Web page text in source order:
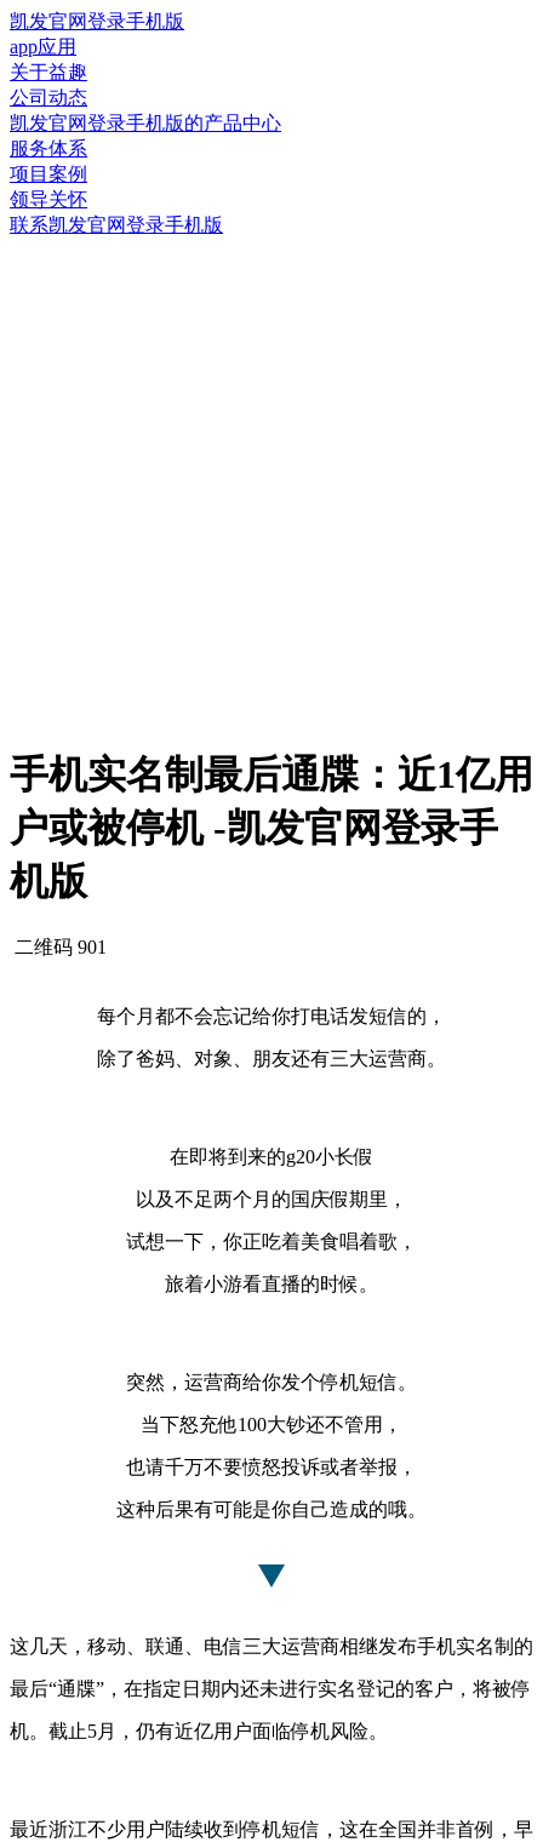
凯发官网登录手机版
app应用
关于益趣
公司动态
凯发官网登录手机版的产品中心
服务体系
项目案例
领导关怀
联系凯发官网登录手机版
手机实名制最后通牒：近1亿用
户或被停机 -凯发官网登录手
机版
二维码 901
每个月都不会忘记给你打电话发短信的，
除了爸妈、对象、朋友还有三大运营商。
在即将到来的g20小长假
以及不足两个月的国庆假期里，
试想一下，你正吃着美食唱着歌，
旅着小游看直播的时候。
突然，运营商给你发个停机短信。
当下怒充他100大钞还不管用，
也请千万不要愤怒投诉或者举报，
这种后果有可能是你自己造成的哦。
这几天，移动、联通、电信三大运营商相继发布手机实名制的
最后“通牒”，在指定日期内还未进行实名登记的客户，将被停
机。截止5月，仍有近亿用户面临停机风险。
最近浙江不少用户陆续收到停机短信，这在全国并非首例，早